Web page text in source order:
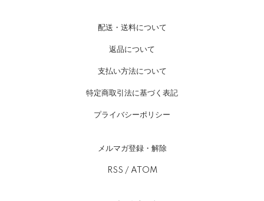
配送・送料について
返品について
支払い方法について
特定商取引法に基づく表記
プライバシーポリシー
メルマガ登録・解除
RSS / ATOM